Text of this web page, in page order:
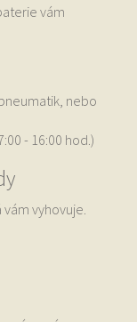
vám
nebo
- 16:00 hod.)
vyhovuje.